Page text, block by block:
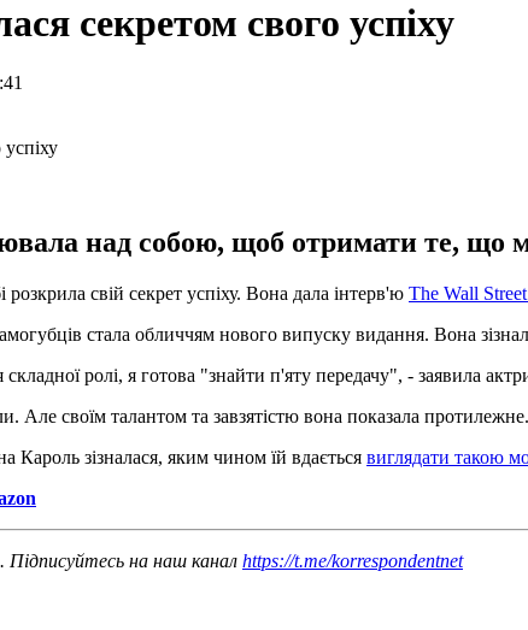
секретом свого успіху
над собою, щоб отримати те, що
свій секрет успіху. Вона дала інтерв'ю The Wall
стала обличчям нового випуску видання. Вона
ролі, я готова "знайти п'яту передачу", - заявила
Але своїм талантом та завзятістю вона показала протилежне.
Кароль зізналася, яким чином їй вдається виглядати такою
Підписуйтесь на наш канал https://t.me/korrespondentnet